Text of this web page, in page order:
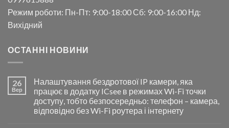
Режим роботи: Пн-Пт: 9:00-18:00 Сб: 9:00-16:00 Нд:
Вихідний
ОСТАННІ НОВИНИ
26
Вер
Налаштування бездротової IP камери, яка
працює в додатку ICsee в режимах Wi-Fi точки
доступу, тобто безпосередньо: телефон – камера,
відповідно без Wi-Fi роутера і інтернету